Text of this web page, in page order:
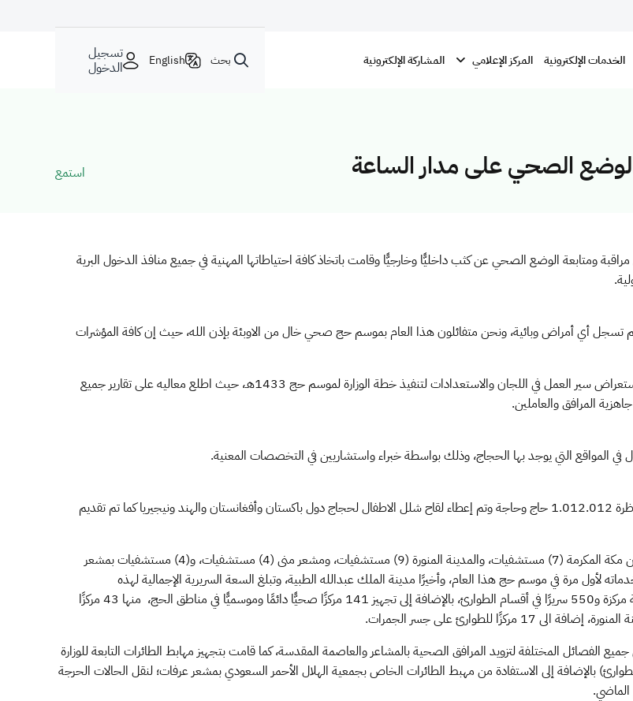
الخدمات الإلكترونية المركز الإعلامي المشاركة الإلكترونية بحث English تسجيل
الدخول
الوضع الصحي على مدار الساعة استمع
مراقبة ومتابعة الوضع الصحي عن كثب داخليًّا وخارجيًّا وقامت باتخاذ كافة احتياطاتها المهنية في جميع منافذ الدخول البرية
أي أمراض وبائية، ونحن متفائلون هذا العام بموسم حج صحي خال من الاوبئة بإذن الله، حيث إن كافة المؤشرات
جاء ذلك خلال ترأسه صباح أمس السبت اجتماع لجان الحج التحضيرية السابع لاستعراض سير العمل في اللجان والاستعدادات لتنفيذ خطة الوزارة لموسم حج 1433هـ، حيث اطلع معاليه على تقارير جميع
المرافق والعاملين.
في المواقع التي يوجد بها الحجاج، وذلك بواسطة خبراء واستشاريين في التخصصات المعنية.
وأبان معاليه أن فرق الوزارة في منفذ مطار الملك عبدالعزيز الدولي بجدة قامت بمناظرة 1.012.012 حاج وحاجة وتم إعطاء لقاح شلل الاطفال لحجاج دول باكستان وأفغانستان والهند ونيجيريا كما تم تقديم
كما أوضح الدكتور الربيعة ان وزارة الصحة هيأت (25) مستشفى موزعة على كل من مكة المكرمة (7) مستشفيات، والمدينة المنورة (9) مستشفيات، ومشعر منى (4) مستشفيات، و(4) مستشفيات بمشعر
مرة في موسم حج هذا العام، وأخيرًا مدينة الملك عبدالله الطبية، وتبلغ السعة السريرية الإجمالية لهذه
المستشفيات (5250) سريرًا منها 4200 سرير للأقسام المختصة و500 سرير عناية مركزة و550 سريرًا في أقسام الطوارئ، بالإضافة إلى تجهيز 141 مركزًا صحيًّا دائمًا وموسميًّا في مناطق الحج، منها 43 مركزًا
المختلفة لتزويد المرافق الصحية بالمشاعر والعاصمة المقدسة، كما قامت بتجهيز مهابط الطائرات التابعة للوزارة
بالإضافة إلى الاستفادة من مهبط الطائرات الخاص بجمعية الهلال الأحمر السعودي بمشعر عرفات؛ لنقل الحالات الحرجة
الماضي.